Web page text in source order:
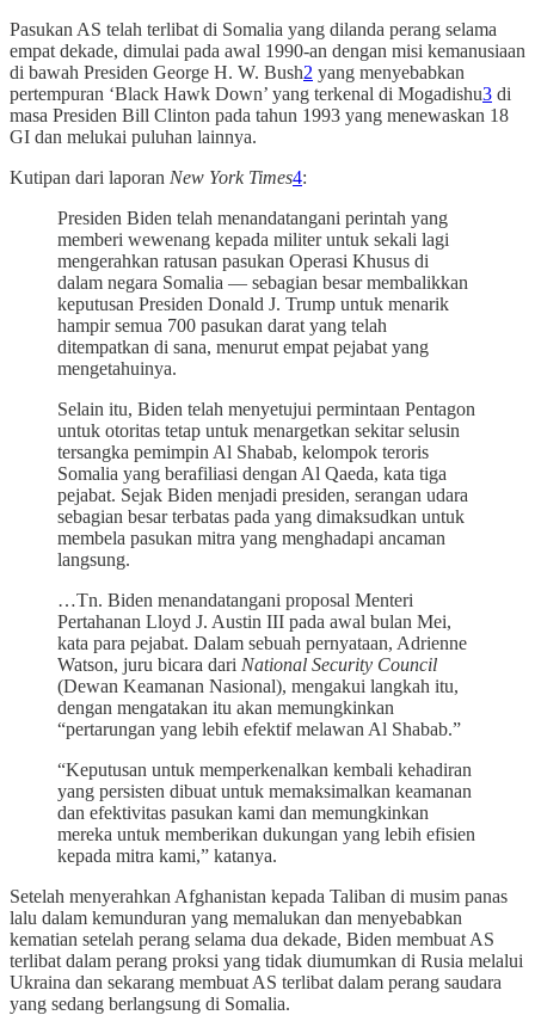
Pasukan AS telah terlibat di Somalia yang dilanda perang selama
empat dekade, dimulai pada awal 1990-an dengan misi kemanusiaan
di bawah Presiden George H. W. Bush2 yang menyebabkan
pertempuran ‘Black Hawk Down’ yang terkenal di Mogadishu3 di
masa Presiden Bill Clinton pada tahun 1993 yang menewaskan 18
GI dan melukai puluhan lainnya.
Kutipan dari laporan New York Times4:
Presiden Biden telah menandatangani perintah yang
memberi wewenang kepada militer untuk sekali lagi
mengerahkan ratusan pasukan Operasi Khusus di
dalam negara Somalia — sebagian besar membalikkan
keputusan Presiden Donald J. Trump untuk menarik
hampir semua 700 pasukan darat yang telah
ditempatkan di sana, menurut empat pejabat yang
mengetahuinya.
Selain itu, Biden telah menyetujui permintaan Pentagon
untuk otoritas tetap untuk menargetkan sekitar selusin
tersangka pemimpin Al Shabab, kelompok teroris
Somalia yang berafiliasi dengan Al Qaeda, kata tiga
pejabat. Sejak Biden menjadi presiden, serangan udara
sebagian besar terbatas pada yang dimaksudkan untuk
membela pasukan mitra yang menghadapi ancaman
langsung.
…Tn. Biden menandatangani proposal Menteri
Pertahanan Lloyd J. Austin III pada awal bulan Mei,
kata para pejabat. Dalam sebuah pernyataan, Adrienne
Watson, juru bicara dari National Security Council
(Dewan Keamanan Nasional), mengakui langkah itu,
dengan mengatakan itu akan memungkinkan
“pertarungan yang lebih efektif melawan Al Shabab.”
“Keputusan untuk memperkenalkan kembali kehadiran
yang persisten dibuat untuk memaksimalkan keamanan
dan efektivitas pasukan kami dan memungkinkan
mereka untuk memberikan dukungan yang lebih efisien
kepada mitra kami,” katanya.
Setelah menyerahkan Afghanistan kepada Taliban di musim panas
lalu dalam kemunduran yang memalukan dan menyebabkan
kematian setelah perang selama dua dekade, Biden membuat AS
terlibat dalam perang proksi yang tidak diumumkan di Rusia melalui
Ukraina dan sekarang membuat AS terlibat dalam perang saudara
yang sedang berlangsung di Somalia.